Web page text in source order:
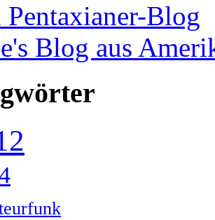
Pentaxianer-Blog
Blog aus